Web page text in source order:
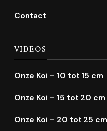
Contact
VIDEOS
Onze Koi – 10 tot 15 cm
Onze Koi – 15 tot 20 cm
Onze Koi – 20 tot 25 cm